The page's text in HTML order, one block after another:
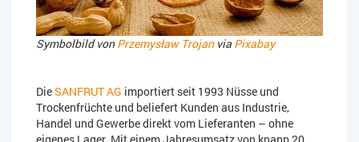
Symbolbild vonPrzemysław Trojanvia Pixabay
DieSANFRUT AG importiert seit 1993 Nüsse und
Trockenfrüchte und beliefert Kunden aus Industrie,
Handel und Gewerbe direkt vom Lieferanten – ohne